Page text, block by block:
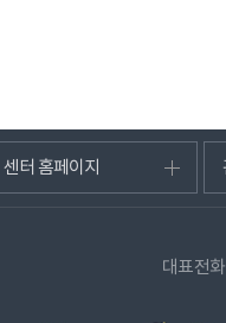
센터 홈페이지
대표전화